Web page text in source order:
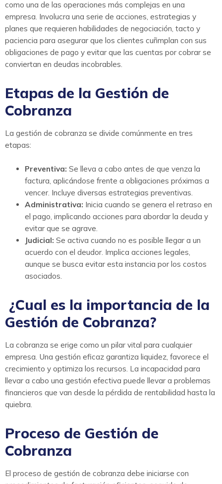
como una de las operaciones más complejas en una
empresa. Involucra una serie de acciones, estrategias y
planes que requieren habilidades de negociación, tacto y
paciencia para asegurar que los clientes cuñmplan con sus
obligaciones de pago y evitar que las cuentas por cobrar se
conviertan en deudas incobrables.
Etapas de la Gestión de
Cobranza
La gestión de cobranza se divide comúnmente en tres
etapas:
Preventiva: Se lleva a cabo antes de que venza la
factura, aplicándose frente a obligaciones próximas a
vencer. Incluye diversas estrategias preventivas.
Administrativa: Inicia cuando se genera el retraso en
el pago, implicando acciones para abordar la deuda y
evitar que se agrave.
Judicial: Se activa cuando no es posible llegar a un
acuerdo con el deudor. Implica acciones legales,
aunque se busca evitar esta instancia por los costos
asociados.
¿Cual es la importancia de la
Gestión de Cobranza?
La cobranza se erige como un pilar vital para cualquier
empresa. Una gestión eficaz garantiza liquidez, favorece el
crecimiento y optimiza los recursos. La incapacidad para
llevar a cabo una gestión efectiva puede llevar a problemas
financieros que van desde la pérdida de rentabilidad hasta la
quiebra.
Proceso de Gestión de
Cobranza
El proceso de gestión de cobranza debe iniciarse con